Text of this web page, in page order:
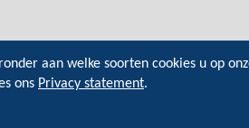
aan welke soorten cookies u op
ons Privacy statement.